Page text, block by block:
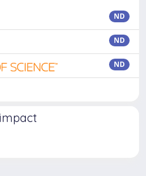
ND
ND
ND